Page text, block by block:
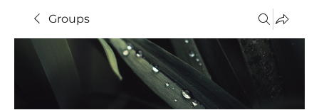
Groups